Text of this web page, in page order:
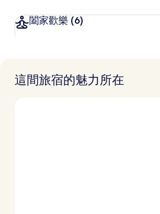
闔家歡樂 (6)
這間旅宿的魅力所在